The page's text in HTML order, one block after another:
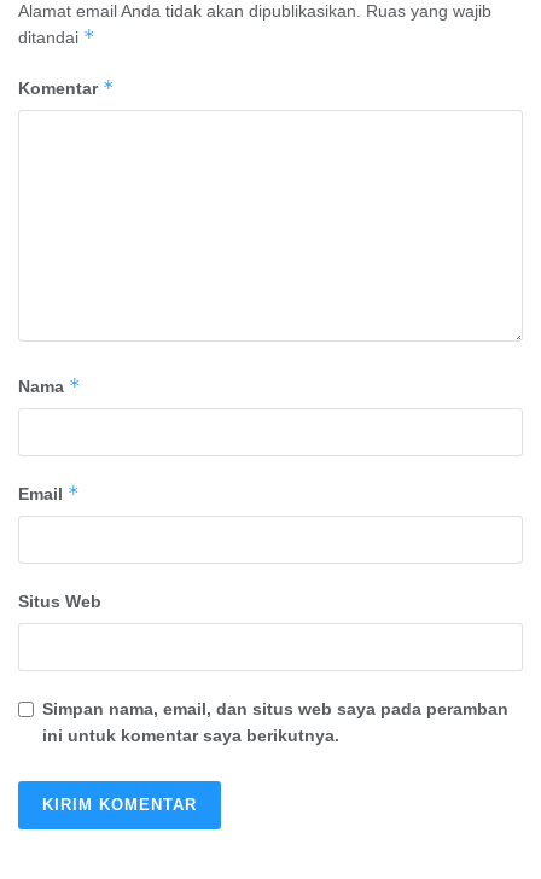
Alamat email Anda tidak akan dipublikasikan. Ruas yang wajib
ditandai *
Komentar *
Nama *
Email *
Situs Web
Simpan nama, email, dan situs web saya pada peramban
ini untuk komentar saya berikutnya.